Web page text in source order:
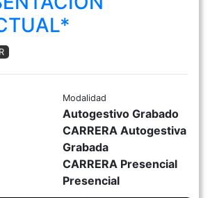
Modalidad
Autogestivo Grabado
CARRERA Autogestiva
Grabada
CARRERA Presencial
Presencial